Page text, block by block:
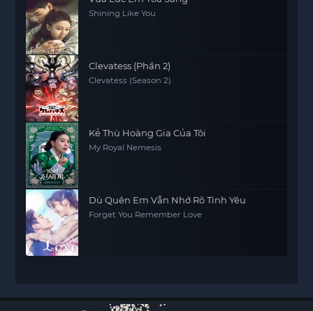
Shining Like You
Clevatess (Phần 2)
Clevatess (Season 2)
Kẻ Thù Hoàng Gia Của Tôi
My Royal Nemesis
Dù Quên Em Vẫn Nhớ Rõ Tình Yêu
Forget You Remember Love